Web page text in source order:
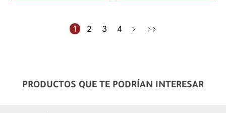
1 2 3 4
PRODUCTOS QUE TE PODRÍAN INTERESAR